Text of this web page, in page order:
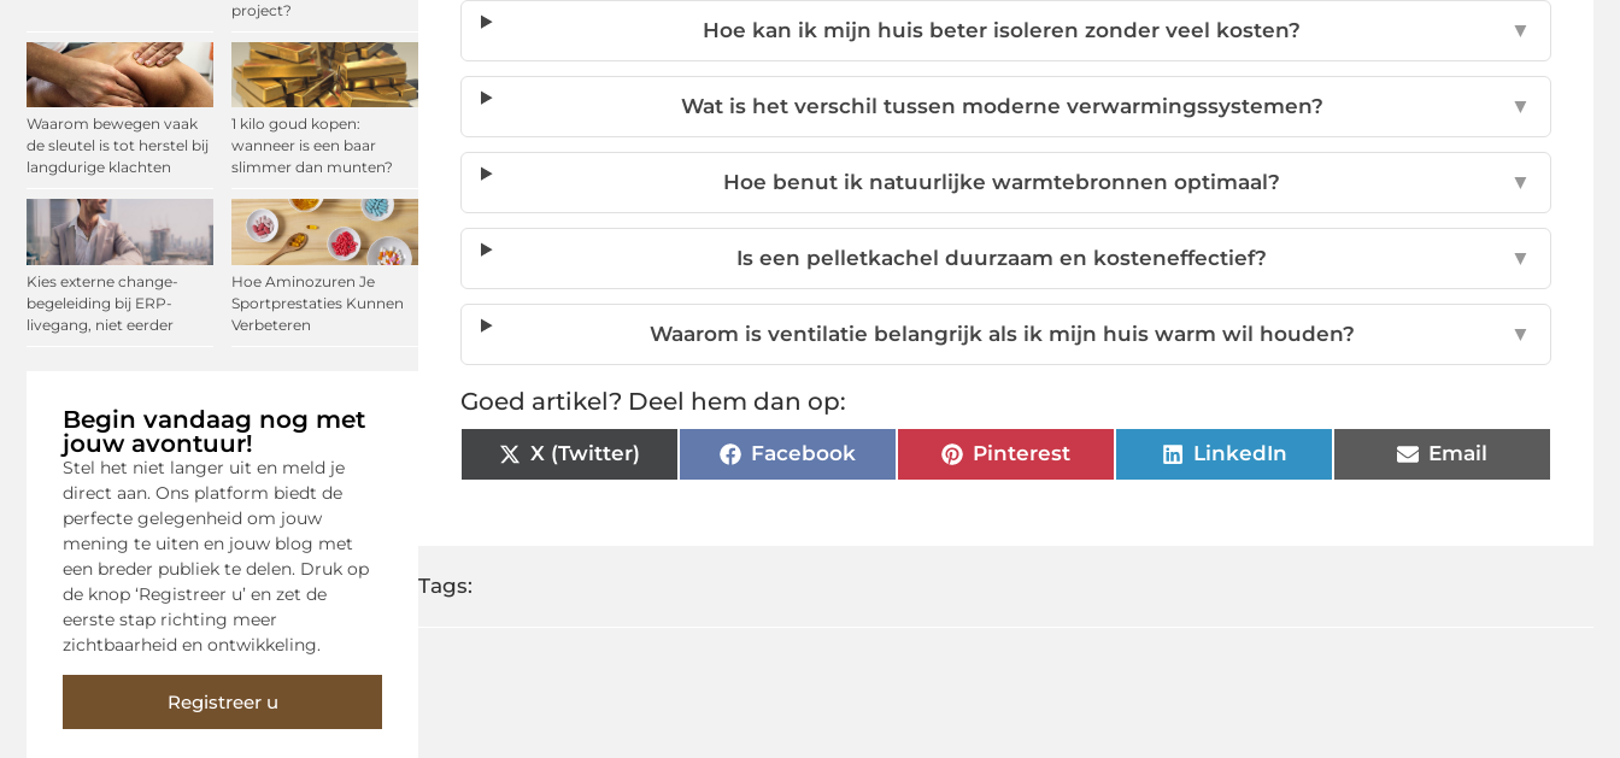
project?
Waarom bewegen vaak
de sleutel is tot herstel bij
langdurige klachten
1 kilo goud kopen:
wanneer is een baar
slimmer dan munten?
Kies externe change-
begeleiding bij ERP-
livegang, niet eerder
Hoe Aminozuren Je
Sportprestaties Kunnen
Verbeteren
Begin vandaag nog met
jouw avontuur!
Stel het niet langer uit en meld je
direct aan. Ons platform biedt de
perfecte gelegenheid om jouw
mening te uiten en jouw blog met
een breder publiek te delen. Druk op
de knop ‘Registreer u’ en zet de
eerste stap richting meer
zichtbaarheid en ontwikkeling.
Registreer u
Hoe kan ik mijn huis beter isoleren zonder veel kosten? ▼
Wat is het verschil tussen moderne verwarmingssystemen? ▼
Hoe benut ik natuurlijke warmtebronnen optimaal? ▼
Is een pelletkachel duurzaam en kosteneffectief? ▼
Waarom is ventilatie belangrijk als ik mijn huis warm wil houden? ▼
Goed artikel? Deel hem dan op:
X (Twitter) Facebook Pinterest LinkedIn Email
Tags: